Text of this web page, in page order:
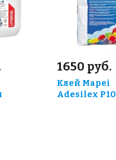
1650 руб.
Клей Mapei
Adesilex P10